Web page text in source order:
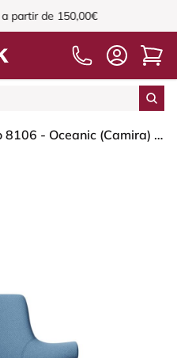
a partir de 150,00€
HÅG Capisco 8106 - Oceanic (Camira) - Poliéster reciclado - OCI011 - Light blue - Moss Grey - 200 mm (seat height 46-64cm) - Hard castors for soft floors